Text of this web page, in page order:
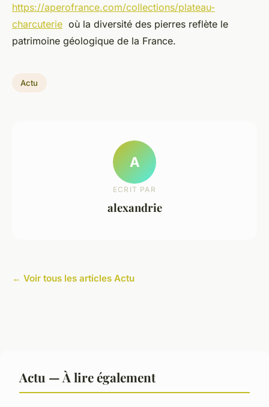
https://aperofrance.com/collections/plateau-
charcuterie où la diversité des pierres reflète le
patrimoine géologique de la France.
Actu
A
ECRIT PAR
alexandrie
← Voir tous les articles Actu
Actu — À lire également